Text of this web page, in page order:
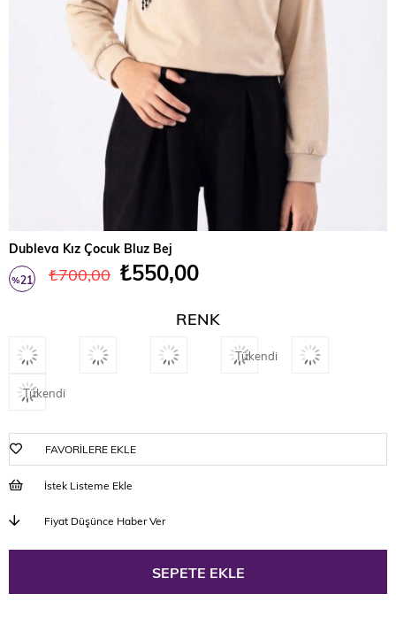
Dubleva Kız Çocuk Bluz Bej
%21 ₺700,00 ₺550,00
RENK
Tükendi
Tükendi
FAVORILERE EKLE
İstek Listeme Ekle
Fiyat Düşünce Haber Ver